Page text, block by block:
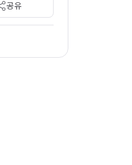
공유